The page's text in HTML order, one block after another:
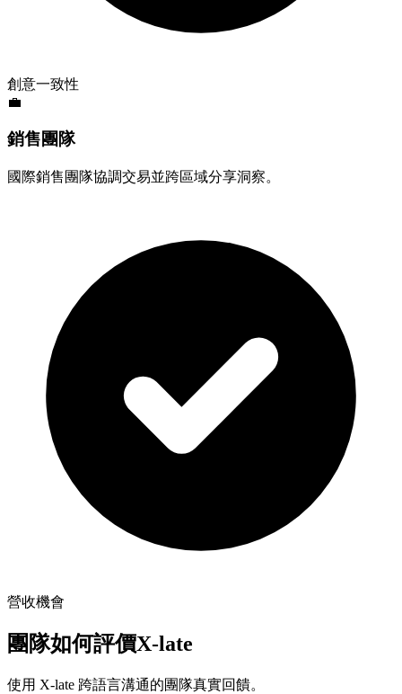
創意一致性
💼
銷售團隊
國際銷售團隊協調交易並跨區域分享洞察。
營收機會
團隊如何評價X-late
使用 X-late 跨語言溝通的團隊真實回饋。